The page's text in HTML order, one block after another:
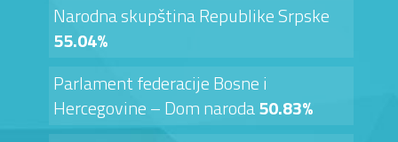
Narodna skupština Republike Srpske
55.04%
Parlament federacije Bosne i
Hercegovine – Dom naroda50.83%